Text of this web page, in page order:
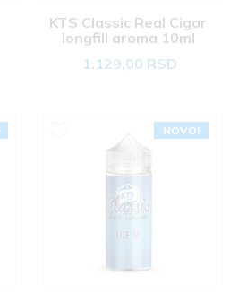
KTS Classic Real Cigar
longfill aroma 10ml
1.129,00 RSD
NOVO!